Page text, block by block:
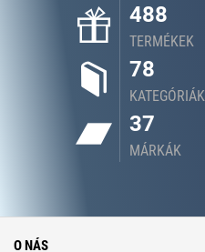
488
TERMÉKEK
78
KATEGÓRIÁK
37
MÁRKÁK
O NÁS